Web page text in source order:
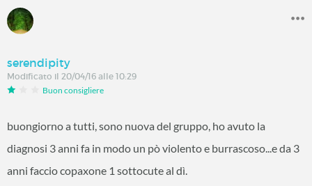
serendipity
Modificato il 20/04/16 alle 10:29
Buon consigliere
buongiorno a tutti, sono nuova del gruppo, ho avuto la
diagnosi 3 anni fa in modo un pò violento e burrascoso...e da 3
anni faccio copaxone 1 sottocute al dì.